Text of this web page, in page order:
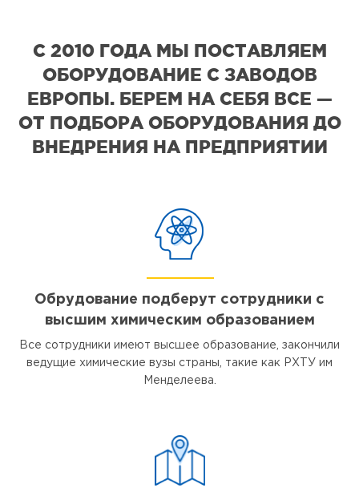
С 2010 ГОДА МЫ ПОСТАВЛЯЕМ
ОБОРУДОВАНИЕ С ЗАВОДОВ
ЕВРОПЫ. БЕРЕМ НА СЕБЯ ВСЕ —
ОТ ПОДБОРА ОБОРУДОВАНИЯ ДО
ВНЕДРЕНИЯ НА ПРЕДПРИЯТИИ
Обрудование подберут сотрудники с
высшим химическим образованием
Все сотрудники имеют высшее образование, закончили
ведущие химические вузы страны, такие как РХТУ им
Менделеева.